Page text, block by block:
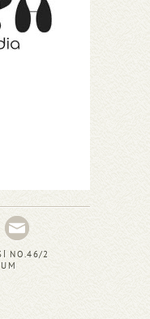
NO.46/2